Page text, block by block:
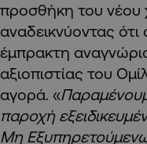
προσθήκη του νέου
αναδεικνύοντας ότι
έμπρακτη
αξιοπιστίας του
αγορά. «
παροχή
Μη